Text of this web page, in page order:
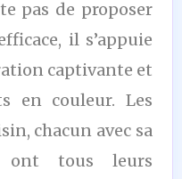
pas de proposer
il s’appuie
captivante et
en couleur. Les
chacun avec sa
ont tous leurs